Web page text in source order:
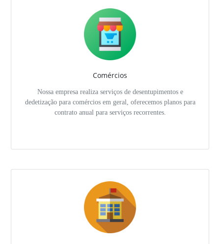
Comércios
Nossa empresa realiza serviços de desentupimentos e
dedetização para comércios em geral, oferecemos planos para
contrato anual para serviços recorrentes.